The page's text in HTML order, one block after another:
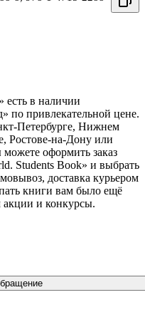
есть в наличии
по привлекательной цене.
Петербурге, Нижнем
Ростове-на-Дону или
оформить заказ
Students Book» и выбрать
доставка курьером
книги вам было ещё
акции и конкурсы.